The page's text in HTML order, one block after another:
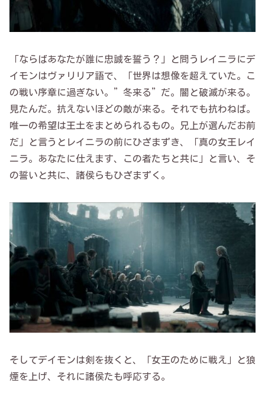
「ならばあなたが誰に忠誠を誓う？」と問うレイニラにデ
イモンはヴァリリア語で、「世界は想像を超えていた。こ
の戦い序章に過ぎない。”冬来る”だ。闇と破滅が来る。
見たんだ。抗えないほどの敵が来る。それでも抗わねば。
唯一の希望は王土をまとめられるもの。兄上が選んだお前
だ」と言うとレイニラの前にひざまずき、「真の女王レイ
ニラ。あなたに仕えます、この者たちと共に」と言い、そ
の誓いと共に、諸侯らもひざまずく。
そしてデイモンは剣を抜くと、「女王のために戦え」と狼
煙を上げ、それに諸侯たも呼応する。